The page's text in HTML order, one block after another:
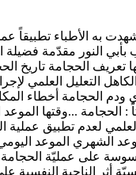
به الأطباء تطبيقاً
النور مقدّمة فضيلة
تعريف الحجامة
التعليل العلمي
ودم الحجامة أخطاء
: الحجامة ...وقتها
لعدم تطبيق
الشهري الموعد
على عمليّة
أثر الناحية النفسية